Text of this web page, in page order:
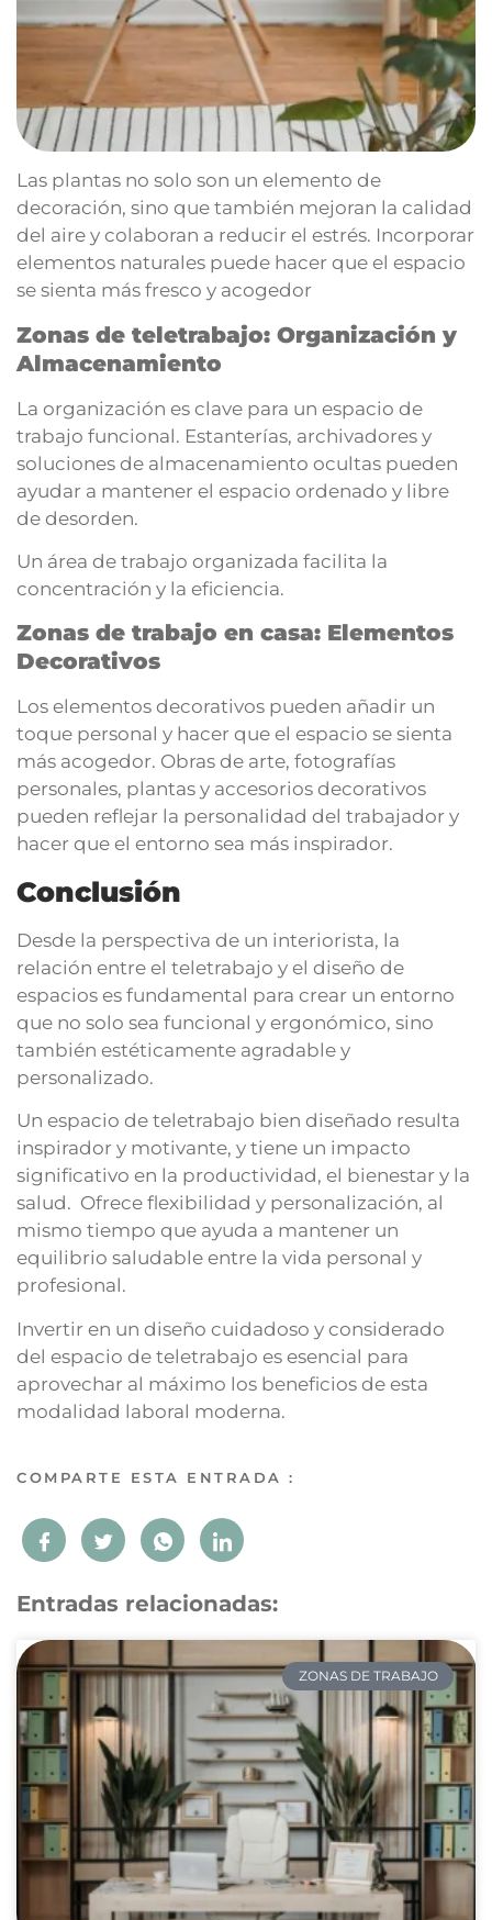
Las plantas no solo son un elemento de
decoración, sino que también mejoran la calidad
del aire y colaboran a reducir el estrés. Incorporar
elementos naturales puede hacer que el espacio
se sienta más fresco y acogedor
Zonas de teletrabajo: Organización y
Almacenamiento
La organización es clave para un espacio de
trabajo funcional. Estanterías, archivadores y
soluciones de almacenamiento ocultas pueden
ayudar a mantener el espacio ordenado y libre
de desorden.
Un área de trabajo organizada facilita la
concentración y la eficiencia.
Zonas de trabajo en casa: Elementos
Decorativos
Los elementos decorativos pueden añadir un
toque personal y hacer que el espacio se sienta
más acogedor. Obras de arte, fotografías
personales, plantas y accesorios decorativos
pueden reflejar la personalidad del trabajador y
hacer que el entorno sea más inspirador.
Conclusión
Desde la perspectiva de un interiorista, la
relación entre el teletrabajo y el diseño de
espacios es fundamental para crear un entorno
que no solo sea funcional y ergonómico, sino
también estéticamente agradable y
personalizado.
Un espacio de teletrabajo bien diseñado resulta
inspirador y motivante, y tiene un impacto
significativo en la productividad, el bienestar y la
salud. Ofrece flexibilidad y personalización, al
mismo tiempo que ayuda a mantener un
equilibrio saludable entre la vida personal y
profesional.
Invertir en un diseño cuidadoso y considerado
del espacio de teletrabajo es esencial para
aprovechar al máximo los beneficios de esta
modalidad laboral moderna.
COMPARTE ESTA ENTRADA :
Entradas relacionadas:
ZONAS DE TRABAJO